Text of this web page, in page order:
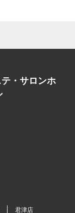
君津店